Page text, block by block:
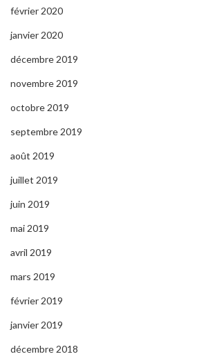
février 2020
janvier 2020
décembre 2019
novembre 2019
octobre 2019
septembre 2019
août 2019
juillet 2019
juin 2019
mai 2019
avril 2019
mars 2019
février 2019
janvier 2019
décembre 2018